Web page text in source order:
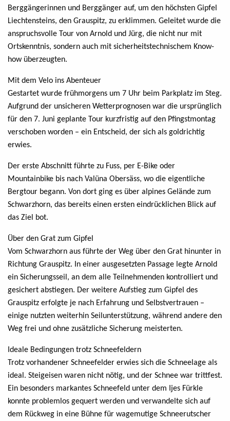
Berggängerinnen und Berggänger auf, um den höchsten Gipfel
Liechtensteins, den Grauspitz, zu erklimmen. Geleitet wurde die
anspruchsvolle Tour von Arnold und Jürg, die nicht nur mit
Ortskenntnis, sondern auch mit sicherheitstechnischem Know-
how überzeugten.
Mit dem Velo ins Abenteuer
Gestartet wurde frühmorgens um 7 Uhr beim Parkplatz im Steg.
Aufgrund der unsicheren Wetterprognosen war die ursprünglich
für den 7. Juni geplante Tour kurzfristig auf den Pfingstmontag
verschoben worden – ein Entscheid, der sich als goldrichtig
erwies.
Der erste Abschnitt führte zu Fuss, per E-Bike oder
Mountainbike bis nach Valüna Obersäss, wo die eigentliche
Bergtour begann. Von dort ging es über alpines Gelände zum
Schwarzhorn, das bereits einen ersten eindrücklichen Blick auf
das Ziel bot.
Über den Grat zum Gipfel
Vom Schwarzhorn aus führte der Weg über den Grat hinunter in
Richtung Grauspitz. In einer ausgesetzten Passage legte Arnold
ein Sicherungsseil, an dem alle Teilnehmenden kontrolliert und
gesichert abstiegen. Der weitere Aufstieg zum Gipfel des
Grauspitz erfolgte je nach Erfahrung und Selbstvertrauen –
einige nutzten weiterhin Seilunterstützung, während andere den
Weg frei und ohne zusätzliche Sicherung meisterten.
Ideale Bedingungen trotz Schneefeldern
Trotz vorhandener Schneefelder erwies sich die Schneelage als
ideal. Steigeisen waren nicht nötig, und der Schnee war trittfest.
Ein besonders markantes Schneefeld unter dem Ijes Fürkle
konnte problemlos gequert werden und verwandelte sich auf
dem Rückweg in eine Bühne für wagemutige Schneerutscher